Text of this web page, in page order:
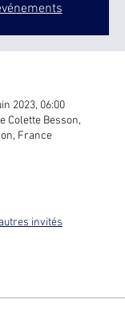
2023, 06:00
Colette Besson,
France
invités